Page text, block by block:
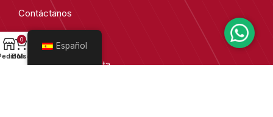
Contáctanos
Otras secciones
Condiciones de Venta
Español
0
Bolsa
Mi cuenta